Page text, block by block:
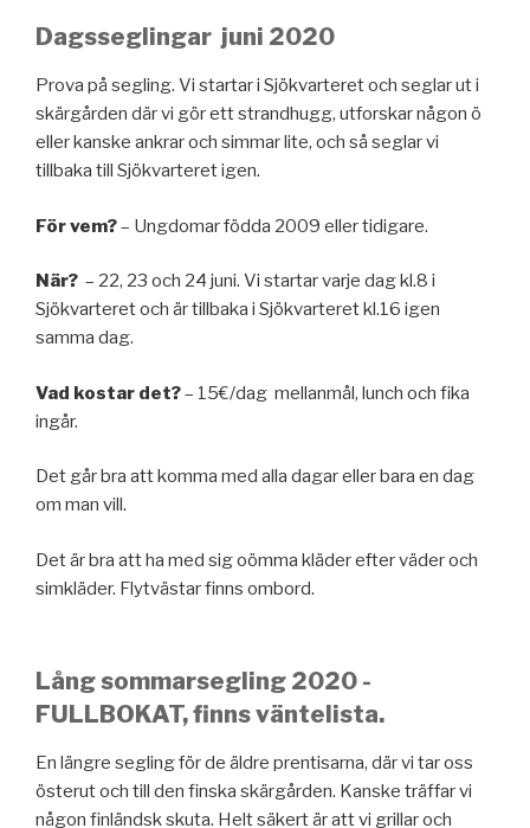
Dagsseglingar juni 2020
Prova på segling. Vi startar i Sjökvarteret och seglar ut i
skärgården där vi gör ett strandhugg, utforskar någon ö
eller kanske ankrar och simmar lite, och så seglar vi
tillbaka till Sjökvarteret igen.
För vem?– Ungdomar födda 2009 eller tidigare.
När? – 22, 23 och 24 juni. Vi startar varje dag kl.8 i
Sjökvarteret och är tillbaka i Sjökvarteret kl.16 igen
samma dag.
Vad kostar det?– 15€/dag mellanmål, lunch och fika
ingår.
Det går bra att komma med alla dagar eller bara en dag
om man vill.
Det är bra att ha med sig oömma kläder efter väder och
simkläder. Flytvästar finns ombord.
Lång sommarsegling 2020 -
FULLBOKAT, finns väntelista.
En längre segling för de äldre prentisarna, där vi tar oss
österut och till den finska skärgården. Kanske träffar vi
någon finländsk skuta. Helt säkert är att vi grillar och